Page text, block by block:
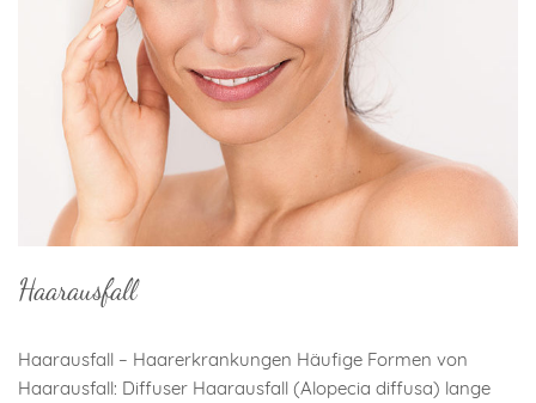
Haarausfall
Haarausfall – Haarerkrankungen Häufige Formen von
Haarausfall: Diffuser Haarausfall (Alopecia diffusa) lange